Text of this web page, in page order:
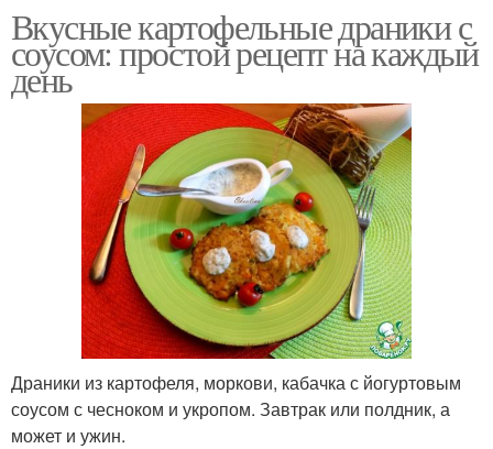
Вкусные картофельные драники с
соусом: простой рецепт на каждый
день
Драники из картофеля, моркови, кабачка с йогуртовым
соусом с чесноком и укропом. Завтрак или полдник, а
может и ужин.